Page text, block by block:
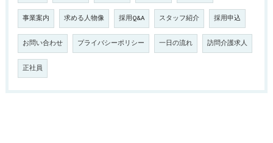
事業案内 求める人物像 採用Q&A スタッフ紹介 採用申込
お問い合わせ プライバシーポリシー 一日の流れ 訪問介護求人
正社員